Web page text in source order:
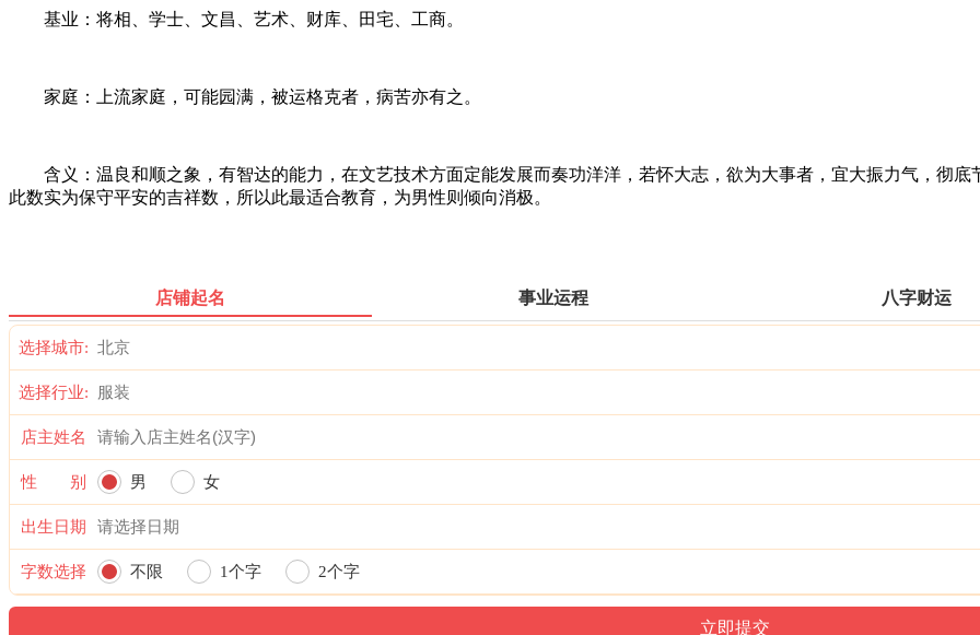
基业：将相、学士、文昌、艺术、财库、田宅、工商。
家庭：上流家庭，可能园满，被运格克者，病苦亦有之。
含义：温良和顺之象，有智达的能力，在文艺技术方面定能发展而奏功洋洋，若怀大志，欲为大事者，宜大振力气，彻底
此数实为保守平安的吉祥数，所以此最适合教育，为男性则倾向消极。
店铺起名 事业运程 八字财运
选择城市:
选择行业:
店主姓名
性 别 男 女
出生日期
字数选择 不限 1个字 2个字